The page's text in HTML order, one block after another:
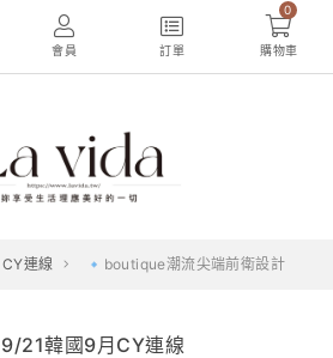
會員 訂單
0
購物車
連線 🔹boutique潮流尖端前衛設計
21韓國9月CY連線